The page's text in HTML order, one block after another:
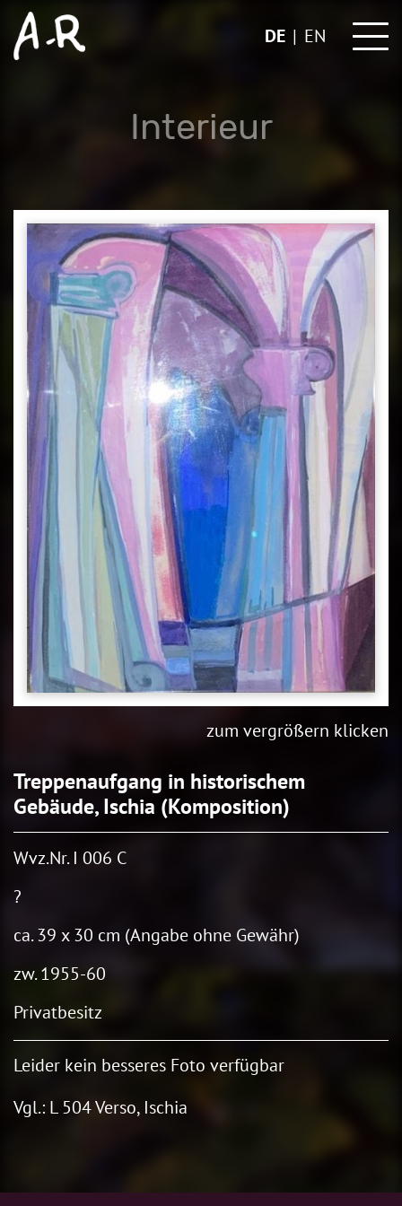
Skip
content
DE EN
Interieur
zum vergrößern klicken
Treppenaufgang in historischem
Gebäude, Ischia (Komposition)
Wvz.Nr. I 006 C
?
ca. 39 x 30 cm (Angabe ohne Gewähr)
zw. 1955-60
Privatbesitz
Leider kein besseres Foto verfügbar
Vgl.: L 504 Verso, Ischia